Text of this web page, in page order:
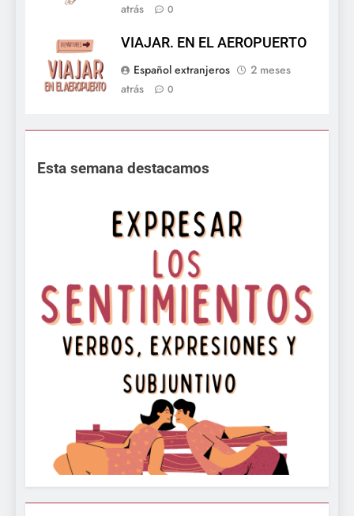
atrás
0
VIAJAR. EN EL AEROPUERTO
Español extranjeros
2 meses
atrás
0
Esta semana destacamos